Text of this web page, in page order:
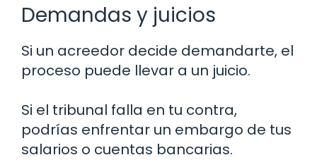
Demandas y juicios
Si un acreedor decide demandarte, el
proceso puede llevar a un juicio.
Si el tribunal falla en tu contra,
podrías enfrentar un embargo de tus
salarios o cuentas bancarias.